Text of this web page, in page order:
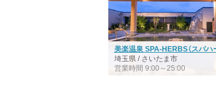
美楽温泉 SPA-HERBS（スパハ
埼玉県 / さいたま市
営業時間 9:00～25:00